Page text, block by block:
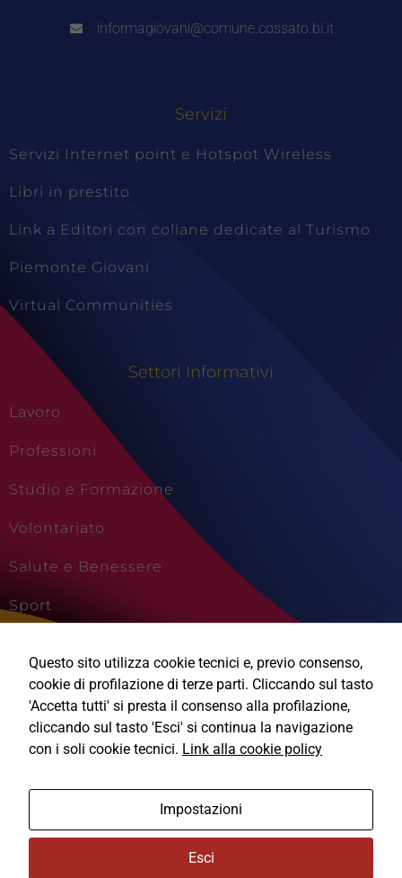
informagiovani@comune.cossato.bi.it
Servizi
Servizi Internet point e Hotspot Wireless
Libri in prestito
Link a Editori con collane dedicate al Turismo
Piemonte Giovani
Virtual Communities
Settori Informativi
Lavoro
Professioni
Studio e Formazione
Volontariato
Salute e Benessere
Sport
Viaggi e Vacanze
Ⓒ2026, Technical Design s.r.l.
Informativa Privacy
Questo sito utilizza cookie tecnici e, previo consenso,
cookie di profilazione di terze parti. Cliccando sul tasto
'Accetta tutti' si presta il consenso alla profilazione,
cliccando sul tasto 'Esci' si continua la navigazione
con i soli cookie tecnici. Link alla cookie policy
Impostazioni
Esci